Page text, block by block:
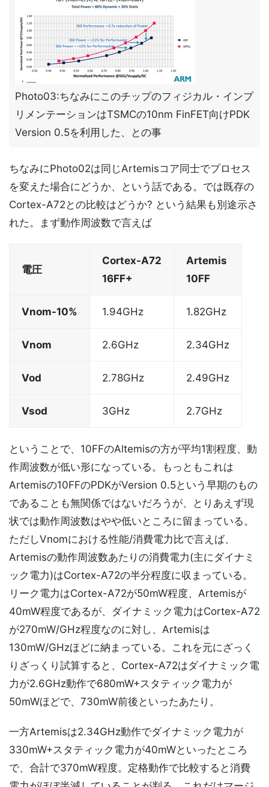
Photo03:ちなみにこのチップのフィジカル・インプ
リメンテーションはTSMCの10nm FinFET向けPDK
Version 0.5を利用した、との事
ちなみにPhoto02は同じArtemisコア同士でプロセス
を変えた場合にどうか、という話である。では既存の
Cortex-A72との比較はどうか? という結果も別途示さ
れた。まず動作周波数で言えば
電圧
Cortex-A72
16FF+
Artemis
10FF
Vnom-10% 1.94GHz 1.82GHz
Vnom 2.6GHz 2.34GHz
Vod 2.78GHz 2.49GHz
Vsod 3GHz 2.7GHz
ということで、10FFのAltemisの方が平均1割程度、動
作周波数が低い形になっている。もっともこれは
Artemisの10FFのPDKがVersion 0.5という早期のもの
であることも無関係ではないだろうが、とりあえず現
状では動作周波数はやや低いところに留まっている。
ただしVnomにおける性能/消費電力比で言えば、
Artemisの動作周波数あたりの消費電力(主にダイナミ
ック電力)はCortex-A72の半分程度に収まっている。
リーク電力はCortex-A72が50mW程度、Artemisが
40mW程度であるが、ダイナミック電力はCortex-A72
が270mW/GHz程度なのに対し、Artemisは
130mW/GHzほどに納まっている。これを元にざっく
りざっくり試算すると、Cortex-A72はダイナミック電
力が2.6GHz動作で680mW+スタティック電力が
50mWほどで、730mW前後といったあたり。
一方Artemisは2.34GHz動作でダイナミック電力が
330mW+スタティック電力が40mWといったところ
で、合計で370mW程度。定格動作で比較すると消費